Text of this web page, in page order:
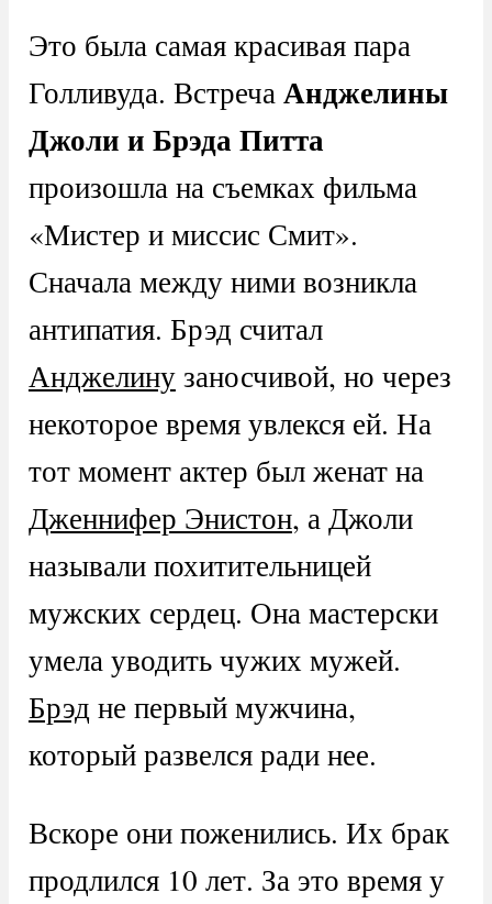
Это была самая красивая пара
Голливуда. ВстречаАнджелины
Джоли и Брэда Питта
произошла на съемках фильма
«Мистер и миссис Смит».
Сначала между ними возникла
антипатия. Брэд считал
Анджелинузаносчивой, но через
некоторое время увлекся ей. На
тот момент актер был женат на
Дженнифер Энистон, а Джоли
называли похитительницей
мужских сердец. Она мастерски
умела уводить чужих мужей.
Брэд не первый мужчина,
который развелся ради нее.
Вскоре они поженились. Их брак
продлился 10 лет. За это время у